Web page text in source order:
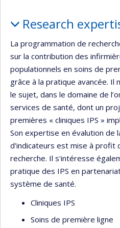
Research
La programmation de
sur la contribution des
populationnels en soins de
grâce à la pratique avancée.
le sujet, dans le domaine de
services de santé, dont un
premières « cliniques IPS »
Son expertise en évalution de
d'indicateurs est mise à profit
recherche. Il s'intéresse
pratique des IPS en
système de santé.
Cliniques IPS
Soins de première ligne